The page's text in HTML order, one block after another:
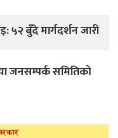
५२ बुँदे मार्गदर्शन जारी
जनसम्पर्क समितिको